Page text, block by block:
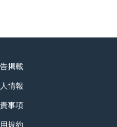
掲載
情報
事項
規約